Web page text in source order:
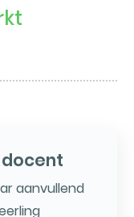
aanvullend